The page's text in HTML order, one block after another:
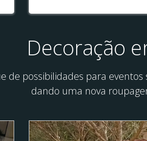
Decoração
de possibilidades para
dando uma nova